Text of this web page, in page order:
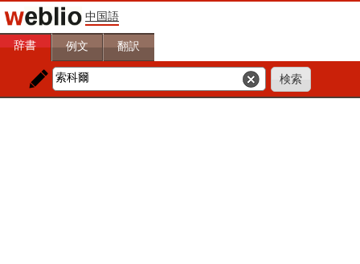
中国語
辞書 例文 翻訳